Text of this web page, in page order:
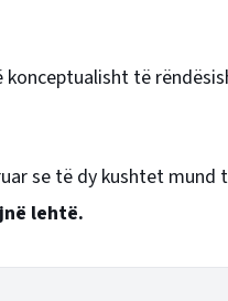
të
se të dy kushtet mund
lehtë.